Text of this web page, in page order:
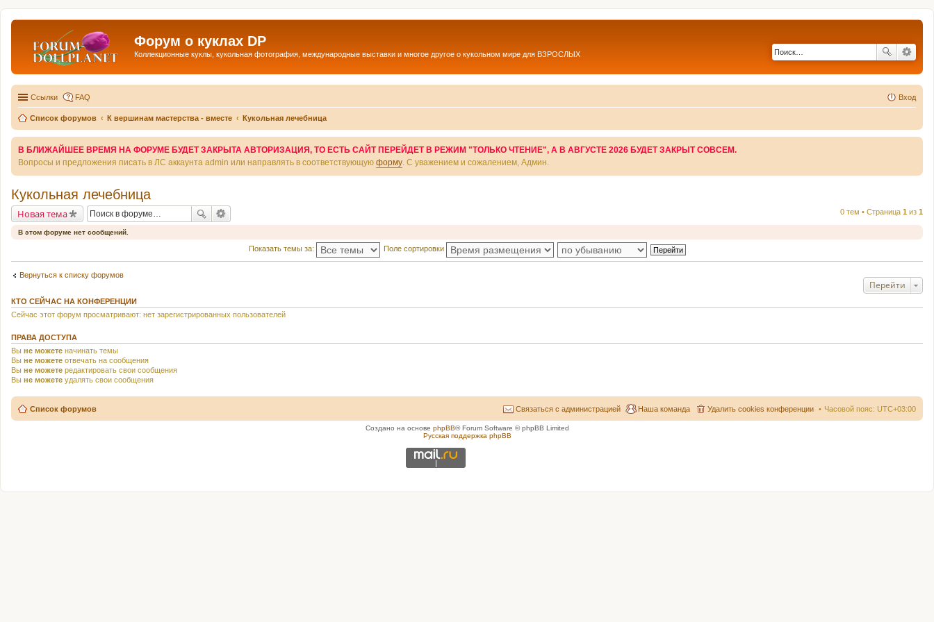
Форум о куклах DP
Коллекционные куклы, кукольная фотография, международные выставки и многое другое о кукольном мире для ВЗРОСЛЫХ
Ссылки FAQ Вход
Список форумов К вершинам мастерства - вместе Кукольная лечебница
В БЛИЖАЙШЕЕ ВРЕМЯ НА ФОРУМЕ БУДЕТ ЗАКРЫТА АВТОРИЗАЦИЯ, ТО ЕСТЬ САЙТ ПЕРЕЙДЕТ В РЕЖИМ "ТОЛЬКО ЧТЕНИЕ", А В АВГУСТЕ 2026 БУДЕТ ЗАКРЫТ СОВСЕМ.
Вопросы и предложения писать в ЛС аккаунта admin или направлять в соответствующую форму . С уважением и сожалением, Админ.
Кукольная лечебница
Новая тема 0 тем • Страница 1 из 1
В этом форуме нет сообщений.
Показать темы за: Поле сортировки
Вернуться к списку форумов
Перейти
КТО СЕЙЧАС НА КОНФЕРЕНЦИИ
Сейчас этот форум просматривают: нет зарегистрированных пользователей
ПРАВА ДОСТУПА
Вы не можете начинать темы
Вы не можете отвечать на сообщения
Вы не можете редактировать свои сообщения
Вы не можете удалять свои сообщения
Список форумов Часовой пояс: UTC+03:00
Удалить cookies конференции
Наша команда
Связаться с администрацией
Создано на основе phpBB® Forum Software © phpBB Limited
Русская поддержка phpBB